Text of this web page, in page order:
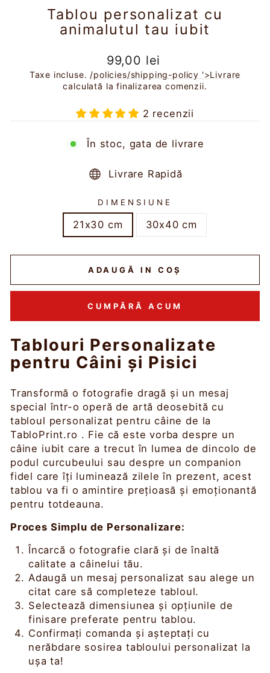
Tablou personalizat cu
animalutul tau iubit
Preț
obișnuit
99,00 lei
Taxe incluse. /policies/shipping-policy '>Livrare
calculată la finalizarea comenzii.
2 recenzii
În stoc, gata de livrare
Livrare Rapidă
DIMENSIUNE
21x30 cm 30x40 cm
ADAUGĂ IN COŞ
CUMPĂRĂ ACUM
Tablouri Personalizate
pentru Câini și Pisici
Transformă o fotografie dragă și un mesaj
special într-o operă de artă deosebită cu
tabloul personalizat pentru câine de la
TabloPrint.ro . Fie că este vorba despre un
câine iubit care a trecut în lumea de dincolo de
podul curcubeului sau despre un companion
fidel care îți luminează zilele în prezent, acest
tablou va fi o amintire prețioasă și emoționantă
pentru totdeauna.
Proces Simplu de Personalizare:
Încarcă o fotografie clară și de înaltă
calitate a câinelui tău.
Adaugă un mesaj personalizat sau alege un
citat care să completeze tabloul.
Selectează dimensiunea și opțiunile de
finisare preferate pentru tablou.
Confirmați comanda și așteptați cu
nerăbdare sosirea tabloului personalizat la
ușa ta!